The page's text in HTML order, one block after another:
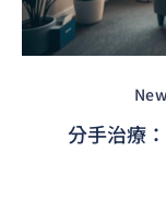
分手治療